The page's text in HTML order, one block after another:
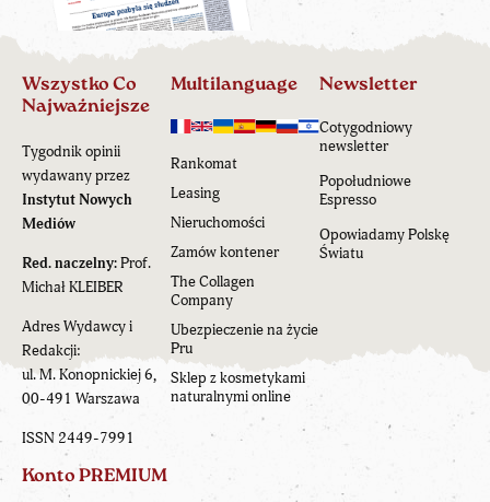
Wszystko Co
Najważniejsze
Tygodnik opinii
wydawany przez
Instytut Nowych
Mediów
Red. naczelny:Prof.
Michał KLEIBER
Adres Wydawcy i
Redakcji:
ul. M. Konopnickiej 6,
00-491 Warszawa
ISSN 2449-7991
Multilanguage
Rankomat
Leasing
Nieruchomości
Zamów kontener
The Collagen
Company
Ubezpieczenie na życie
Pru
Sklep z kosmetykami
naturalnymi online
Newsletter
Cotygodniowy
newsletter
Popołudniowe
Espresso
Opowiadamy Polskę
Światu
Konto PREMIUM